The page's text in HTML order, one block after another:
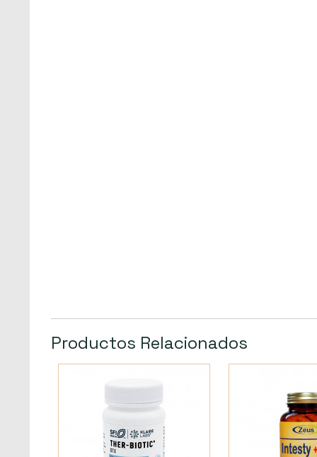
Productos Relacionados